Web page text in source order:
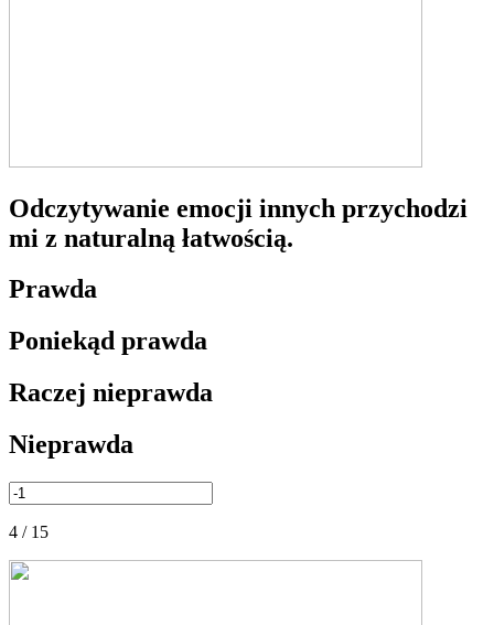
Odczytywanie emocji innych przychodzi
mi z naturalną łatwością.
Prawda
Poniekąd prawda
Raczej nieprawda
Nieprawda
4 / 15